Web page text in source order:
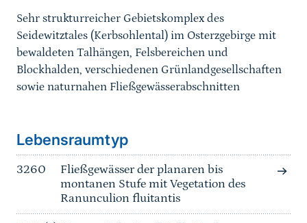
Sehr strukturreicher Gebietskomplex des
Seidewitztales (Kerbsohlental) im Osterzgebirge mit
bewaldeten Talhängen, Felsbereichen und
Blockhalden, verschiedenen Grünlandgesellschaften
sowie naturnahen Fließgewässerabschnitten
Lebensraumtyp
3260
Fließgewässer der planaren bis
montanen Stufe mit Vegetation des
Ranunculion fluitantis